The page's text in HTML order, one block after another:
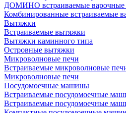
ДОМИНО встраиваемые варочные
Комбинированные встраиваемые
Вытяжки
Встраиваемые вытяжки
Вытяжки каминного типа
Островные вытяжки
Микроволновые печи
Встраиваемые микроволновые
Микроволновые печи
Посудомоечные машины
Встраиваемые посудомоечные
Встраиваемые посудомоечные